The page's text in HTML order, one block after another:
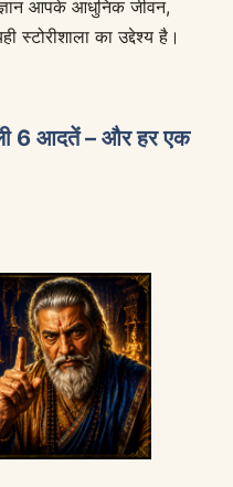
आपके आधुनिक जीवन,
का उद्देश्य है।
6 आदतें – और हर एक